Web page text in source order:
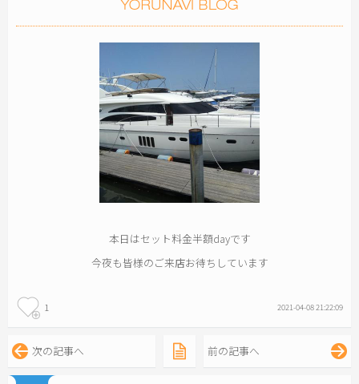
本日はセット料金半額dayです
今夜も皆様のご来店お待ちしています
1 2021-04-08 21:22:09
次の記事へ 前の記事へ